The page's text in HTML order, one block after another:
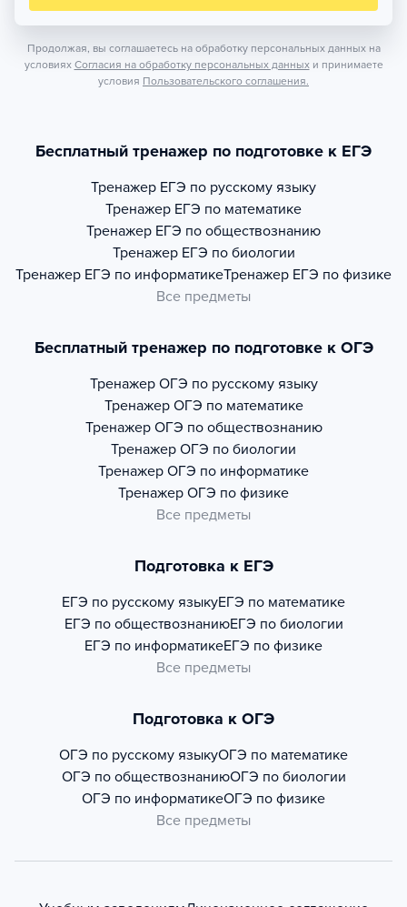
Продолжая, вы соглашаетесь на обработку персональных данных на
условиях Согласия на обработку персональных данных и принимаете
условия Пользовательского соглашения.
Бесплатный тренажер по подготовке к ЕГЭ
Тренажер ЕГЭ по русскому языку
Тренажер ЕГЭ по математике
Тренажер ЕГЭ по обществознанию
Тренажер ЕГЭ по биологии
Тренажер ЕГЭ по информатикеТренажер ЕГЭ по физике
Все предметы
Бесплатный тренажер по подготовке к ОГЭ
Тренажер ОГЭ по русскому языку
Тренажер ОГЭ по математике
Тренажер ОГЭ по обществознанию
Тренажер ОГЭ по биологии
Тренажер ОГЭ по информатике
Тренажер ОГЭ по физике
Все предметы
Подготовка к ЕГЭ
ЕГЭ по русскому языкуЕГЭ по математике
ЕГЭ по обществознаниюЕГЭ по биологии
ЕГЭ по информатикеЕГЭ по физике
Все предметы
Подготовка к ОГЭ
ОГЭ по русскому языкуОГЭ по математике
ОГЭ по обществознаниюОГЭ по биологии
ОГЭ по информатикеОГЭ по физике
Все предметы